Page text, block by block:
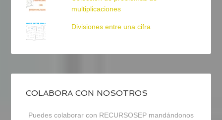
multiplicaciones
Divisiones entre una cifra
COLABORA CON NOSOTROS
Puedes colaborar con RECURSOSEP mandándonos